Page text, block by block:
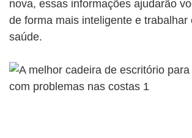
nova, essas informações ajudarão
de forma mais inteligente e trabalhar
saúde.